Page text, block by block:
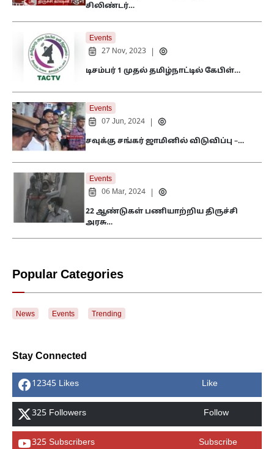
சிலிண்டர்…
Events
27 Nov, 2023
டிசம்பர் 1 முதல் தமிழ்நாட்டில் கேபிள்…
Events
07 Jun, 2024
சவுக்கு சங்கர் ஜாமினில் விடுவிப்பு –…
Events
06 Mar, 2024
22 ஆண்டுகள் பணியாற்றிய திருச்சி
அரசு…
Popular Categories
News Events Trending
Stay Connected
12345 Likes Like
325 Followers Follow
325 Subscribers Subscribe